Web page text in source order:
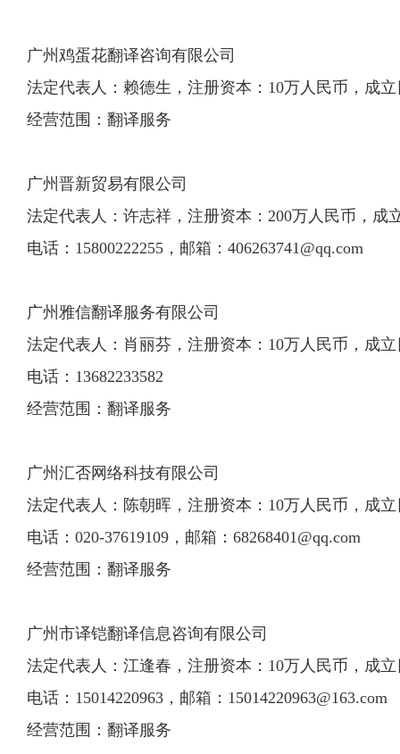
广州鸡蛋花翻译咨询有限公司
法定代表人：赖德生，注册资本：10万人民币，成立
经营范围：翻译服务
广州晋新贸易有限公司
法定代表人：许志祥，注册资本：200万人民币，成
电话：15800222255，邮箱： 406263741@qq.com
广州雅信翻译服务有限公司
法定代表人：肖丽芬，注册资本：10万人民币，成立
电话：13682233582
经营范围：翻译服务
广州汇否网络科技有限公司
法定代表人：陈朝晖，注册资本：10万人民币，成立
电话：020-37619109，邮箱： 68268401@qq.com
经营范围：翻译服务
广州市译铠翻译信息咨询有限公司
法定代表人：江逢春，注册资本：10万人民币，成立
电话：15014220963，邮箱： 15014220963@163.com
经营范围：翻译服务